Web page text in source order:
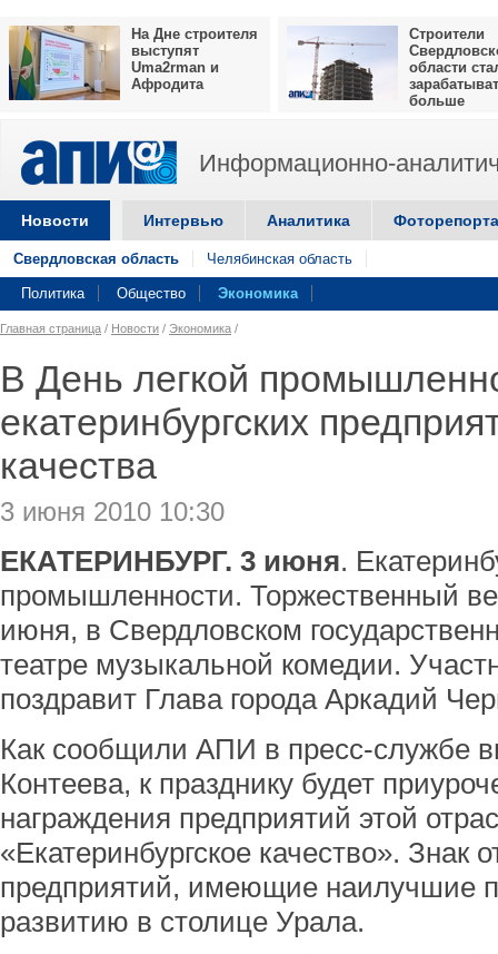
На Дне строителя
выступят
Uma2rman и
Афродита
Строители
области
больше
Информационно-
Новости Интервью Аналитика
Свердловская область Челябинская область
Политика Общество Экономика
Главная страница / Новости / Экономика /
В День легкой
екатеринбургских
качества
3 июня 2010 10:30
ЕКАТЕРИНБУРГ. 3 июня.
промышленности. Торжественный
июня, в Свердловском
театре музыкальной комедии.
поздравит Глава города Аркадий
Как сообщили АПИ в пресс-службе
Контеева, к празднику будет
награждения предприятий этой
«Екатеринбургское качество». Знак
предприятий, имеющие наилучшие
развитию в столице Урала.